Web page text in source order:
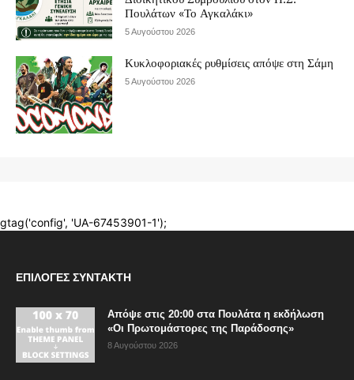
ΕΠΙΛΟΓΈΣ ΣΥΝΤΆΚΤΗ
Απόψε στις 20:00 στα Πουλάτα η εκδήλωση
«Οι Πρωτομάστορες της Παράδοσης»
8 Αυγούστου 2026